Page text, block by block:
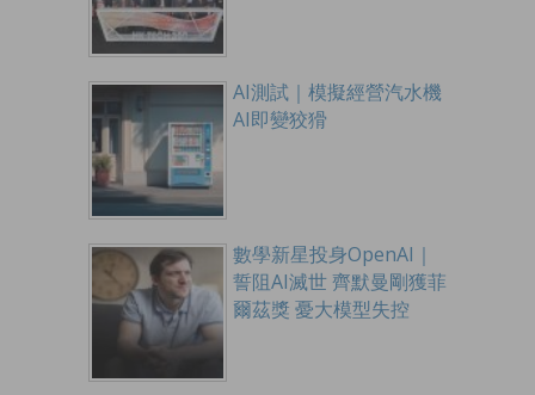
AI測試｜模擬經營汽水機
AI即變狡猾
數學新星投身OpenAI｜
誓阻AI滅世 齊默曼剛獲菲
爾茲獎 憂大模型失控